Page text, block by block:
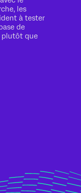
les
à tester
de
plutôt que
pour
texte
thèmes,
IA
dans les
relations